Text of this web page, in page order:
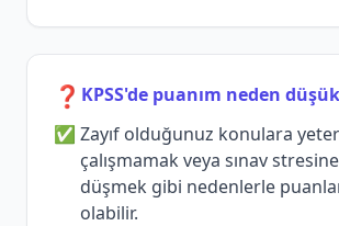
❓ KPSS'de puanım neden
Zayıf olduğunuz konulara
çalışmamak veya sınav
düşmek gibi nedenlerle
olabilir.